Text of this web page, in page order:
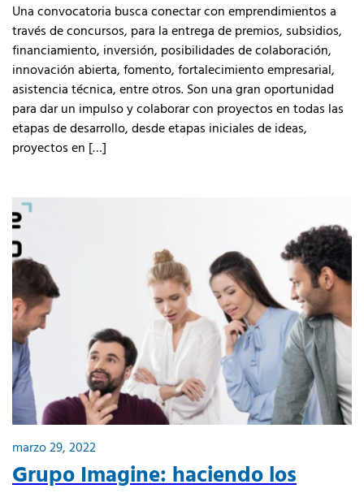
Una convocatoria busca conectar con emprendimientos a
través de concursos, para la entrega de premios, subsidios,
financiamiento, inversión, posibilidades de colaboración,
innovación abierta, fomento, fortalecimiento empresarial,
asistencia técnica, entre otros. Son una gran oportunidad
para dar un impulso y colaborar con proyectos en todas las
etapas de desarrollo, desde etapas iniciales de ideas,
proyectos en […]
marzo 29, 2022
Grupo Imagine: haciendo los